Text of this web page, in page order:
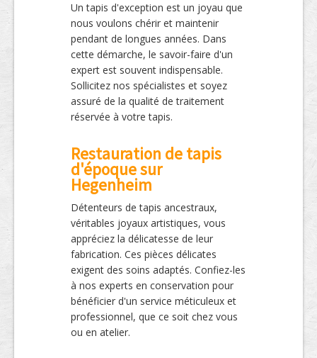
Un tapis d'exception est un joyau que
nous voulons chérir et maintenir
pendant de longues années. Dans
cette démarche, le savoir-faire d'un
expert est souvent indispensable.
Sollicitez nos spécialistes et soyez
assuré de la qualité de traitement
réservée à votre tapis.
Restauration de tapis
d'époque sur
Hegenheim
Détenteurs de tapis ancestraux,
véritables joyaux artistiques, vous
appréciez la délicatesse de leur
fabrication. Ces pièces délicates
exigent des soins adaptés. Confiez-les
à nos experts en conservation pour
bénéficier d'un service méticuleux et
professionnel, que ce soit chez vous
ou en atelier.